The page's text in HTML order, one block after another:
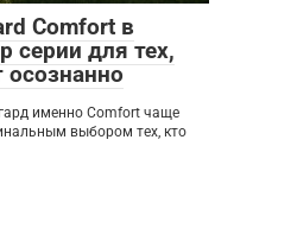
Comfort в
серии для тех,
осознанно
именно Comfort чаще
выбором тех, кто